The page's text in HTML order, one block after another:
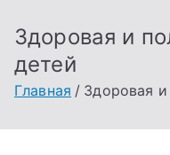
Здоровая и
детей
Главная Здоровая и